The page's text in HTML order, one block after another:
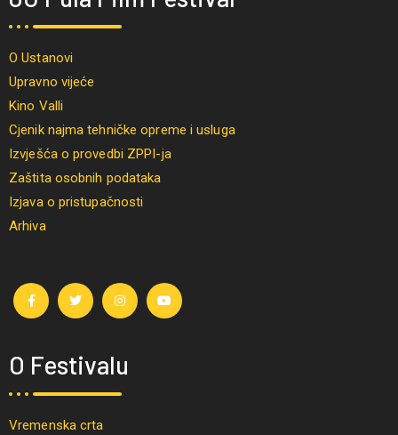
O Ustanovi
Upravno vijeće
Kino Valli
Cjenik najma tehničke opreme i usluga
Izvješća o provedbi ZPPI-ja
Zaštita osobnih podataka
Izjava o pristupačnosti
Arhiva
O Festivalu
Vremenska crta